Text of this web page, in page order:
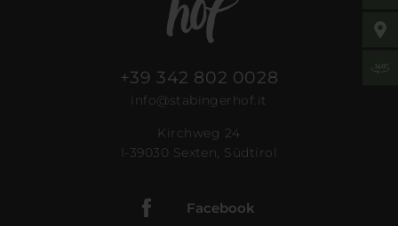
+39 342 802 0028
info@stabingerhof.it
Kirchweg 24
I-39030 Sexten, Südtirol
Facebook